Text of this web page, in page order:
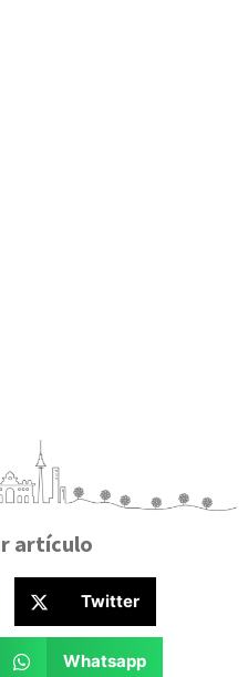
artículo
Twitter
Whatsapp